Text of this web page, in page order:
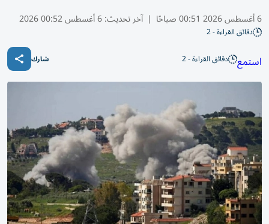
6 أغسطس 2026 00:51 صباحًا | آخر تحديث:6 أغسطس 00:52 2026
دقائق القراءة - 2
استمع دقائق القراءة - 2 شارك